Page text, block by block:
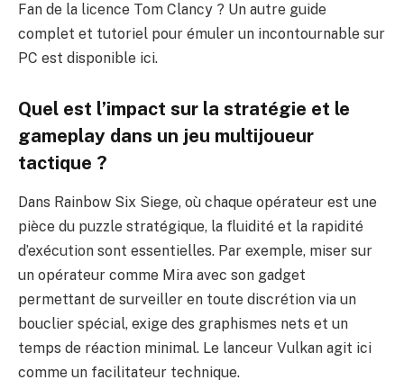
Fan de la licence Tom Clancy ? Un autre guide
complet et tutoriel pour émuler un incontournable sur
PC est disponible ici.
Quel est l’impact sur la stratégie et le
gameplay dans un jeu multijoueur
tactique ?
Dans Rainbow Six Siege, où chaque opérateur est une
pièce du puzzle stratégique, la fluidité et la rapidité
d’exécution sont essentielles. Par exemple, miser sur
un opérateur comme Mira avec son gadget
permettant de surveiller en toute discrétion via un
bouclier spécial, exige des graphismes nets et un
temps de réaction minimal. Le lanceur Vulkan agit ici
comme un facilitateur technique.